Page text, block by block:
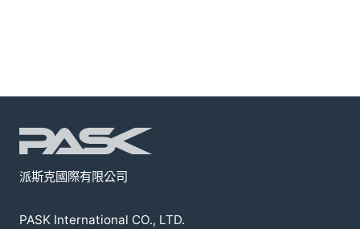
派斯克國際有限公司
PASK International CO., LTD.